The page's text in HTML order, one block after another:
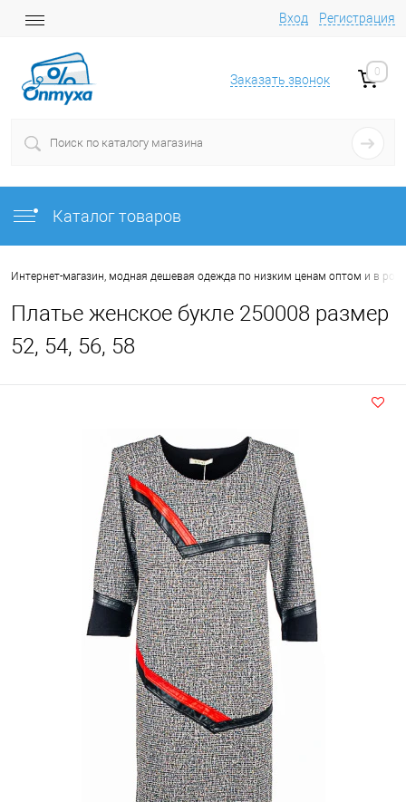
Вход Регистрация
Заказать звонок
0
Каталог товаров
Интернет-магазин, модная дешевая одежда по низким ценам оптом и в
Платье женское букле 250008 размер
52, 54, 56, 58